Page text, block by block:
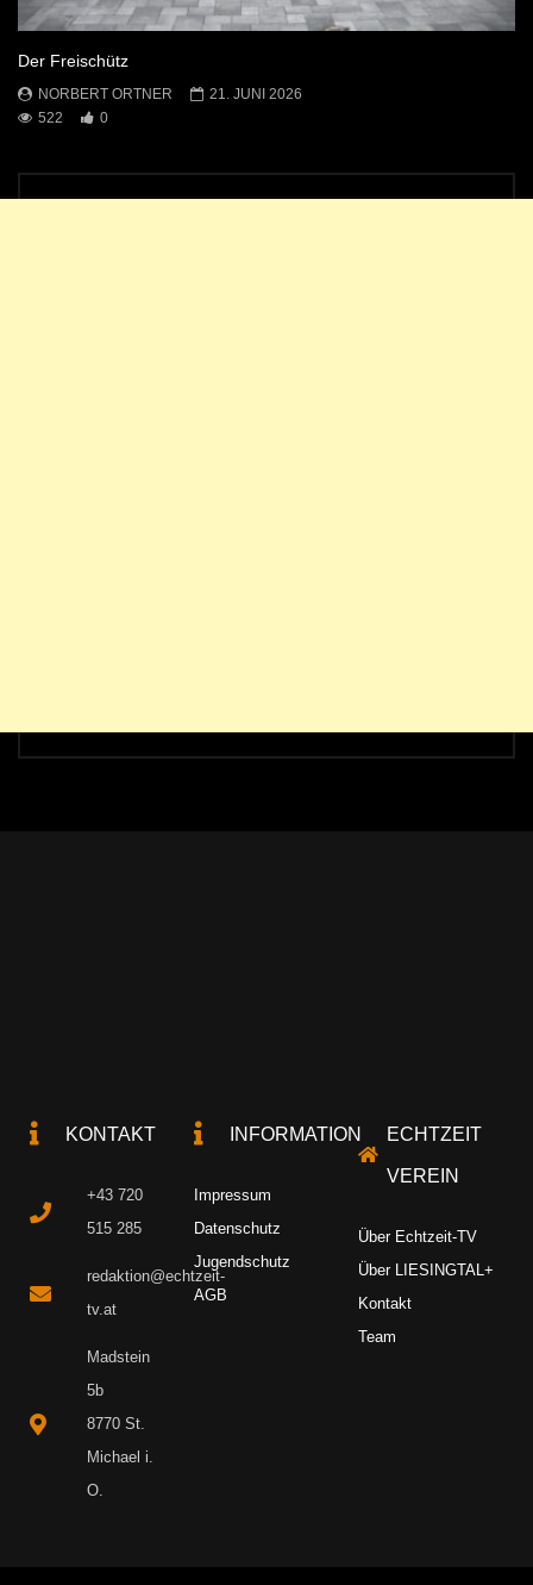
Der Freischütz
NORBERT ORTNER
21. JUNI 2026
522
0
KONTAKT
+43 720
515 285
redaktion@echtzeit-
tv.at
Madstein
5b
8770 St.
Michael i.
O.
INFORMATION
Impressum
Datenschutz
Jugendschutz
AGB
ECHTZEIT
VEREIN
Über Echtzeit-TV
Über LIESINGTAL+
Kontakt
Team